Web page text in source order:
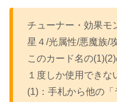
チューナー・効果モ
星４/光属性/悪魔族/
このカード名の
１度しか使用できな
(1)：手札から他の